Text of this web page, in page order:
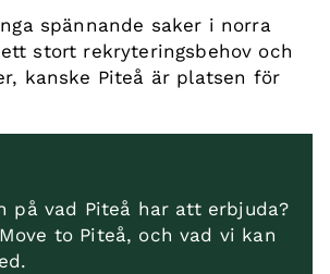
spännande saker i norra
stort rekryteringsbehov och
kanske Piteå är platsen för
på vad Piteå har att erbjuda?
to Piteå, och vad vi kan